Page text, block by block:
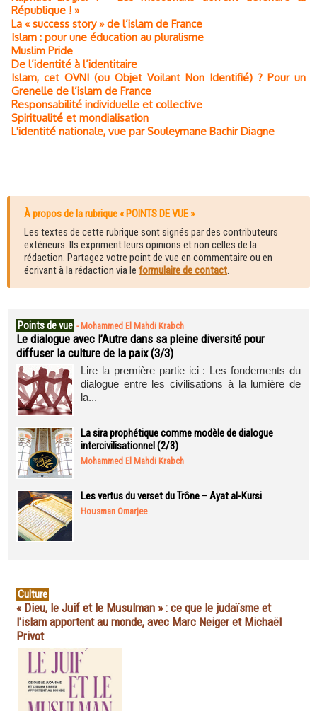
République ! »
La « success story » de l’islam de France
Islam : pour une éducation au pluralisme
Muslim Pride
De l’identité à l’identitaire
Islam, cet OVNI (ou Objet Voilant Non Identifié) ? Pour un
Grenelle de l’islam de France
Responsabilité individuelle et collective
Spiritualité et mondialisation
L'identité nationale, vue par Souleymane Bachir Diagne
À propos de la rubrique « POINTS DE VUE »
Les textes de cette rubrique sont signés par des contributeurs
extérieurs. Ils expriment leurs opinions et non celles de la
rédaction. Partagez votre point de vue en commentaire ou en
écrivant à la rédaction via le formulaire de contact.
Points de vue - Mohammed El Mahdi Krabch
Le dialogue avec l’Autre dans sa pleine diversité pour
diffuser la culture de la paix (3/3)
Lire la première partie ici : Les fondements du
dialogue entre les civilisations à la lumière de
la...
La sira prophétique comme modèle de dialogue
intercivilisationnel (2/3)
Mohammed El Mahdi Krabch
Les vertus du verset du Trône – Ayat al-Kursi
Housman Omarjee
Culture
« Dieu, le Juif et le Musulman » : ce que le judaïsme et
l'islam apportent au monde, avec Marc Neiger et Michaël
Privot